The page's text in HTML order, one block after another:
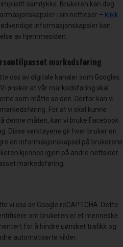
samtykke. Brukeren kan dog
i sin nettleser – klikk
informasjonskapsler kan
av hjemmesiden.
markedsføring
oss av digitale kanaler som Googles
ønsker at vår markedsføring skal
som måtte se den. Derfor kan vi
For at vi skal kunne
denne måten, kan vi bruke Facebook
Disse verktøyene gir hver bruker en
en informasjonskapsel på brukerens
kjennes igjen på andre nettsider
markedsføring.
vi oss av Google reCAPTCHA. Dette
om brukeren er et menneske
for å hindre uønsket trafikk og
automatiserte kilder.